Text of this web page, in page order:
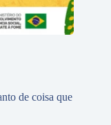
de coisa que